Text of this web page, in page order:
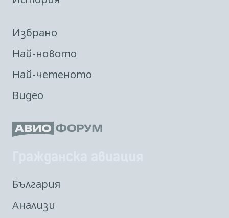
Избрано
Най-новото
Най-четеното
Видео
България
Анализи